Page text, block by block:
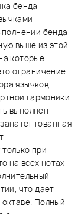
бенда
бенда
выше из этой
которые
ограничение
язычков,
гармоники
выполнен
при
на всех нотах
что дает
Полный